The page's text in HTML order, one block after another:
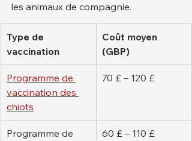
les animaux de compagnie.
Type de
vaccination
Coût moyen
(GBP)
Programme de
vaccination des
chiots
70 £ – 120 £
Programme de
60 £ – 110 £